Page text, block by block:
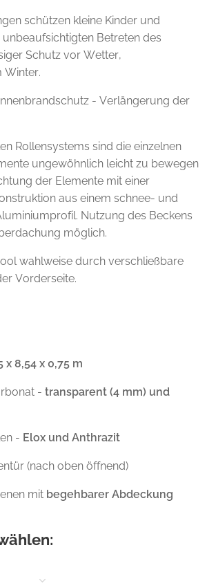
schützen kleine Kinder und
Betreten des
Schutz vor Wetter,
Winter.
- Verlängerung der
Rollensystems sind die einzelnen
ungewöhnlich leicht zu bewegen
der Elemente mit einer
aus einem schnee- und
Nutzung des Beckens
möglich.
wahlweise durch verschließbare
Vorderseite.
x 8,54 x 0,75 m
- transparent (4 mm) und
- Elox und Anthrazit
(nach oben öffnend)
mit begehbarer Abdeckung